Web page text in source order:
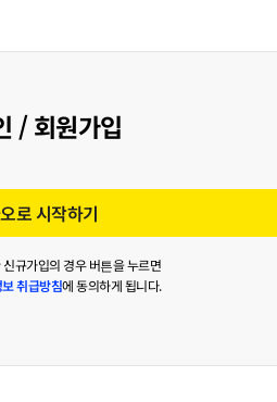
/ 회원가입
로 시작하기
규가입의 경우 버튼을 누르면
취급방침에 동의하게 됩니다.